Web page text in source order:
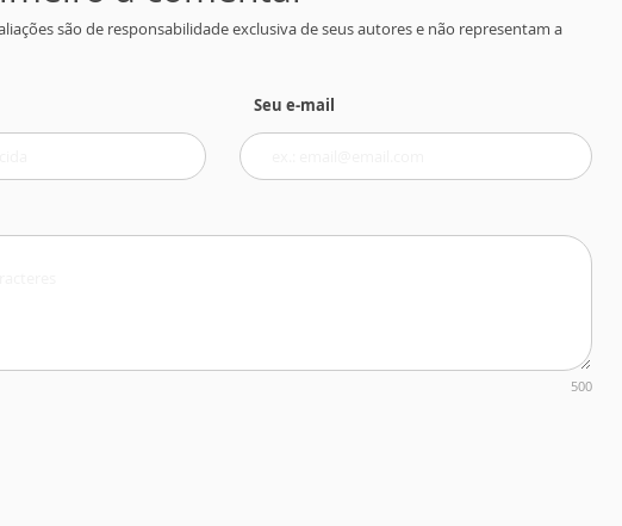
são de responsabilidade exclusiva de seus autores e não representam a
Seu e-mail
500